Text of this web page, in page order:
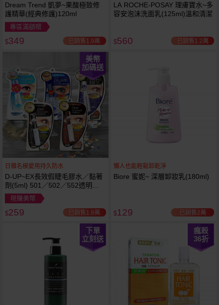
Dream Trend 凱夢~果酸極致修
護精華(經典修護)120ml
專區滿額贈
$349 已銷售1.9萬
LA ROCHE-POSAY 理膚寶水~多
容安泡沫洗面乳(125ml)溫和清潔
$560 已銷售1.2萬
美幣
加碼送
日雜名模愛用持久防水
D-UP~EX長效假睫毛膠水／黏著
劑(5ml) 501／502／552透明／
553黑色／554咖啡色 款式可選
現賺美幣
$259 已銷售1.8萬
懶人也能輕鬆卸乾淨
Biore 蜜妮~ 深層卸妝乳(180ml)
$129 已銷售2萬
下單
立刻送
瘋殺
36折